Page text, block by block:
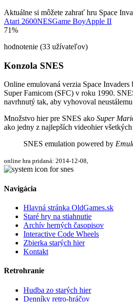
Aktuálne si môžete zahrať hru Space
Atari 2600NESGame BoyApple II
71%
hodnotenie (33 užívateľov)
Konzola SNES
Online emulovaná verzia Space Invaders
Super Famicom (SFC) v roku 1990.
navrhnutý tak, aby vyhovoval
Množstvo hier pre SNES ako Super
ako jedny z najlepších videohier všetkých
SNES emulation powered by
online hra pridaná: 2014-12-08,
Navigácia
Hlavná stránka OldGames.sk
Staré hry na stiahnutie
Archív herných časopisov
Interactive Code Wheels
Zbierka starých hier
Kontakt
Retrohranie
Hudba zo starých hier
Denníky retro-hráčov